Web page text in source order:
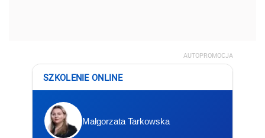
AUTOPROMOCJA
SZKOLENIE ONLINE
Małgorzata Tarkowska